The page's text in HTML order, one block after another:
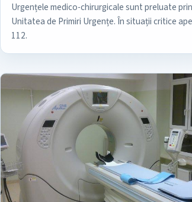
Urgențele medico-chirurgicale sunt preluate prin
Unitatea de Primiri Urgențe. În situații critice
112.